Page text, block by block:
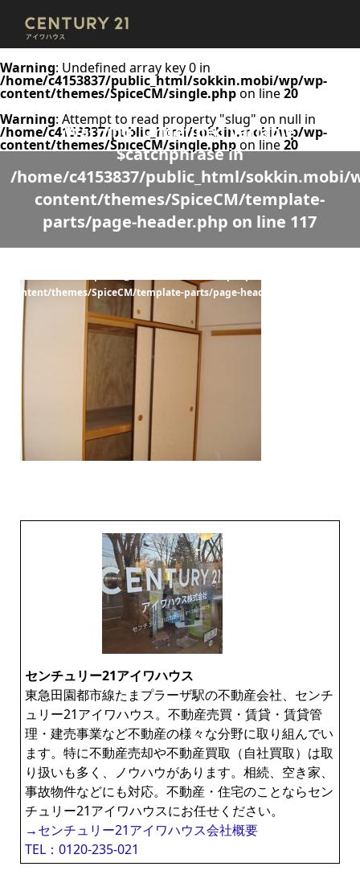
Warning: Undefined array key 0 in
/home/c4153837/public_html/sokkin.mobi/wp/wp-
content/themes/SpiceCM/single.phpon line20
Warning: Attempt to read property "slug" on null in
/home/c4153837/public_html/sokkin.mobi/wp/wp-
content/themes/SpiceCM/single.phpon line20
Warning: Undefined variable
$catchphrase in
/home/c4153837/public_html/sokkin.mobi/
content/themes/SpiceCM/template-
parts/page-header.php on line 117
content/themes/SpiceCM/template-parts/page-header.php
センチュリー21アイワハウス
東急田園都市線たまプラーザ駅の不動産会社、センチ
ュリー21アイワハウス。不動産売買・賃貸・賃貸管
理・建売事業など不動産の様々な分野に取り組んでい
ます。特に不動産売却や不動産買取（自社買取）は取
り扱いも多く、ノウハウがあります。相続、空き家、
事故物件などにも対応。不動産・住宅のことならセン
チュリー21アイワハウスにお任せください。
→センチュリー21アイワハウス会社概要
TEL：0120-235-021